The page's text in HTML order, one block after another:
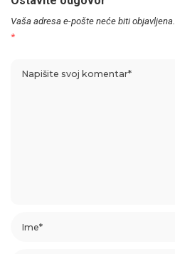
Vaša adresa e-pošte neće biti objavljena.
*